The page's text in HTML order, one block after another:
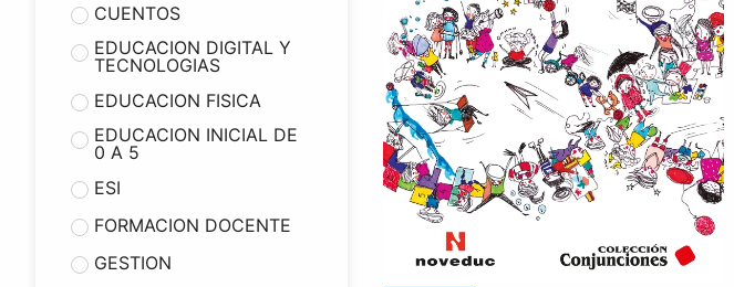
CUENTOS
EDUCACION DIGITAL Y
TECNOLOGIAS
EDUCACION FISICA
EDUCACION INICIAL DE
0 A 5
ESI
FORMACION DOCENTE
GESTION